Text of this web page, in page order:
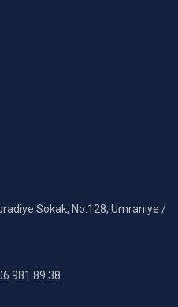
Sokak, No:128, Ümraniye /
981 89 38